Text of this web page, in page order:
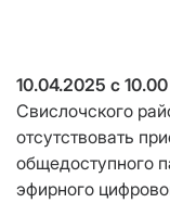
10.04.2025 с
Свислочского
отсутствовать
общедоступного
эфирного